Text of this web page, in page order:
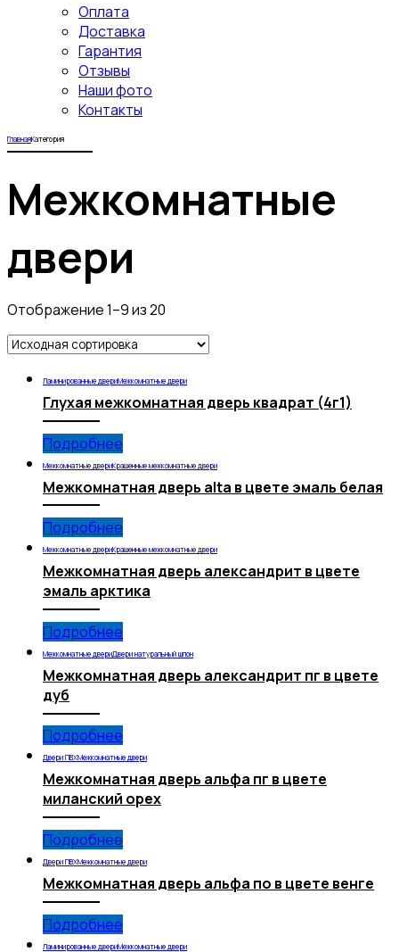
Оплата
Доставка
Гарантия
Отзывы
Наши фото
Контакты
ГлавнаяКатегория
Межкомнатные
двери
Отображение 1–9 из 20
Ламинированные двериМежкомнатные двери
Глухая межкомнатная дверь квадрат (4г1)
Подробнее
Межкомнатные двериКрашенные межкомнатные двери
Межкомнатная дверь alta в цвете эмаль белая
Подробнее
Межкомнатные двериКрашенные межкомнатные двери
Межкомнатная дверь александрит в цвете
эмаль арктика
Подробнее
Межкомнатные двериДвери натуральный шпон
Межкомнатная дверь александрит пг в цвете
дуб
Подробнее
Двери ПВХМежкомнатные двери
Межкомнатная дверь альфа пг в цвете
миланский орех
Подробнее
Двери ПВХМежкомнатные двери
Межкомнатная дверь альфа по в цвете венге
Подробнее
Ламинированные двериМежкомнатные двери